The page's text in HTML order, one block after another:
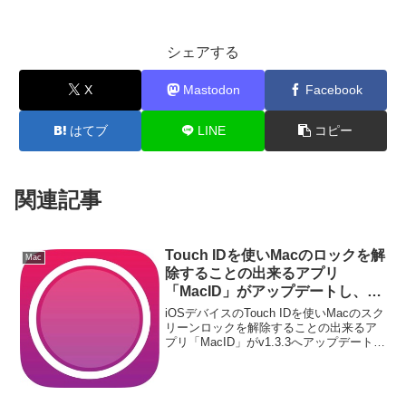
シェアする
X Mastodon Facebook
はてブ LINE コピー
関連記事
Mac
Touch IDを使いMacのロックを解
除することの出来るアプリ
「MacID」がアップデートし、複
数のApple Watchの切替に対応。
iOSデバイスのTouch IDを使いMacのスク
リーンロックを解除することの出来るア
プリ「MacID」がv1.3.3へアップデート